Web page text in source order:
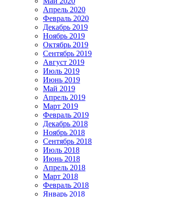
Апрель 2020
Февраль 2020
Декабрь 2019
Ноябрь 2019
Октябрь 2019
Сентябрь 2019
Август 2019
Июль 2019
Июнь 2019
Май 2019
Апрель 2019
Март 2019
Февраль 2019
Декабрь 2018
Ноябрь 2018
Сентябрь 2018
Июль 2018
Июнь 2018
Апрель 2018
Март 2018
Февраль 2018
Январь 2018